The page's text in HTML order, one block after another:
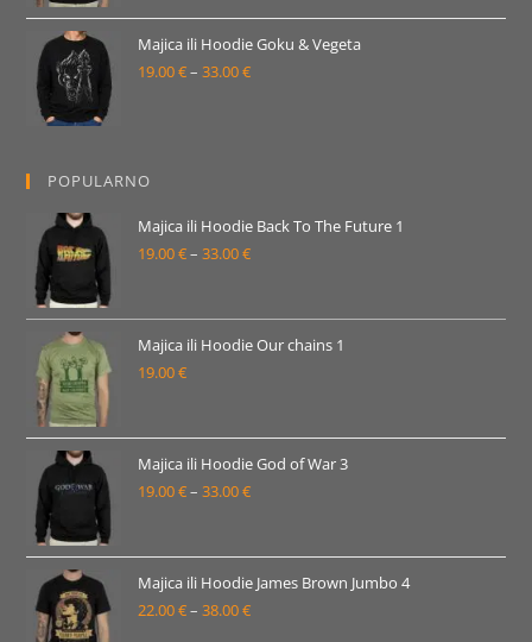
od
19.00 €
do
Majica ili Hoodie Goku & Vegeta
19.00€– 33.00€Raspon
33.00 €
POPULARNO
Majica ili Hoodie Back To The Future 1
19.00€– 33.00€Raspon
od
19.00 €
Majica ili Hoodie Our chains 1
19.00€
Majica ili Hoodie God of War 3
19.00€– 33.00€Raspon
od
19.00 €
do
Majica ili Hoodie James Brown Jumbo 4
22.00€– 38.00€Raspon